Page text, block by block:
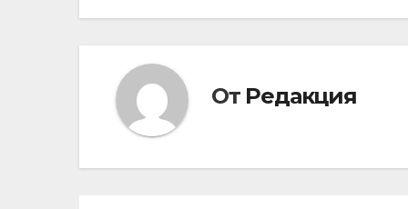
От Редакция